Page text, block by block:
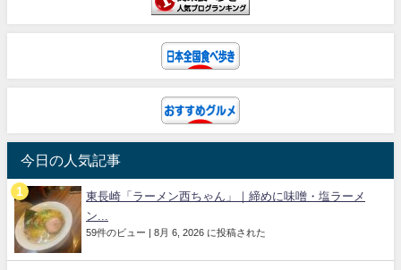
今日の人気記事
東長崎「ラーメン西ちゃん」｜締めに味噌・塩ラーメ
ン...
59件のビュー | 8月 6, 2026 に投稿された